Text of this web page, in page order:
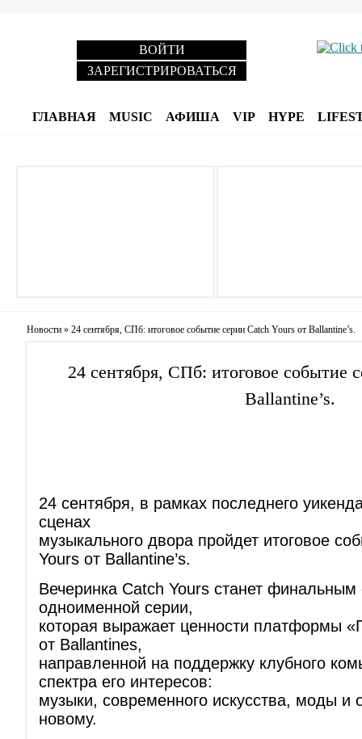
ВОЙТИ
ЗАРЕГИСТРИРОВАТЬСЯ
ГЛАВНАЯ MUSIC АФИША VIP HYPE
Новости » 24 сентября, СПб: итоговое событие серии Catch Yours от Ballantine’s.
24 сентября, СПб: итоговое событие
Ballantine’s.
24 сентября, в рамках последнего
сценах
музыкального двора пройдет итоговое
Yours от Ballantine’s.
Вечеринка Catch Yours станет
одноименной серии,
которая выражает ценности платформы
от Ballantines,
направленной на поддержку клубного
спектра его интересов:
музыки, современного искусства, моды и
новому.